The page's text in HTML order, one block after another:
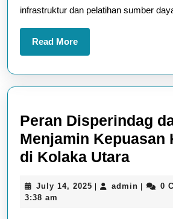
infrastruktur dan pelatihan sumber
Read MoreRead
More
Peran Disperindag
Menjamin Kepuasan
di Kolaka UtaraPeran
dalam
July 14, 2025 July
| admin admin
| 0
3:38 am